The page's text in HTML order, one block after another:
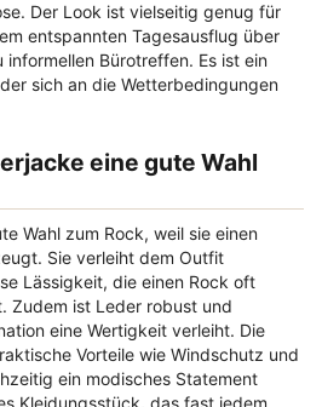
Der Look ist vielseitig genug für
entspannten Tagesausflug über
informellen Bürotreffen. Es ist ein
sich an die Wetterbedingungen
eine gute Wahl
Wahl zum Rock, weil sie einen
Sie verleiht dem Outfit
Lässigkeit, die einen Rock oft
Zudem ist Leder robust und
eine Wertigkeit verleiht. Die
Vorteile wie Windschutz und
ein modisches Statement